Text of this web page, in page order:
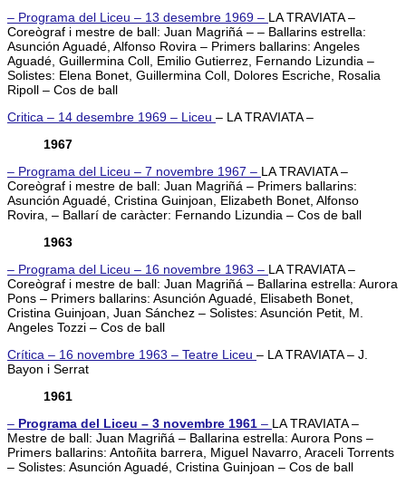
– Programa del Liceu – 13 desembre 1969 – LA TRAVIATA –
Coreògraf i mestre de ball: Juan Magriñá – – Ballarins estrella:
Asunción Aguadé, Alfonso Rovira – Primers ballarins: Angeles
Aguadé, Guillermina Coll, Emilio Gutierrez, Fernando Lizundia –
Solistes: Elena Bonet, Guillermina Coll, Dolores Escriche, Rosalia
Ripoll – Cos de ball
Critica – 14 desembre 1969 – Liceu – LA TRAVIATA –
1967
– Programa del Liceu – 7 novembre 1967 – LA TRAVIATA –
Coreògraf i mestre de ball: Juan Magriñá – Primers ballarins:
Asunción Aguadé, Cristina Guinjoan, Elizabeth Bonet, Alfonso
Rovira, – Ballarí de caràcter: Fernando Lizundia – Cos de ball
1963
– Programa del Liceu – 16 novembre 1963 – LA TRAVIATA –
Coreògraf i mestre de ball: Juan Magriñá – Ballarina estrella: Aurora
Pons – Primers ballarins: Asunción Aguadé, Elisabeth Bonet,
Cristina Guinjoan, Juan Sánchez – Solistes: Asunción Petit, M.
Angeles Tozzi – Cos de ball
Crítica – 16 novembre 1963 – Teatre Liceu – LA TRAVIATA – J.
Bayon i Serrat
1961
– Programa del Liceu – 3 novembre 1961 – LA TRAVIATA –
Mestre de ball: Juan Magriñá – Ballarina estrella: Aurora Pons –
Primers ballarins: Antoñita barrera, Miguel Navarro, Araceli Torrents
– Solistes: Asunción Aguadé, Cristina Guinjoan – Cos de ball